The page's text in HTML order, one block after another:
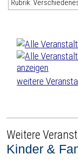
Rubrik:
weitere
Weitere
Kinder &